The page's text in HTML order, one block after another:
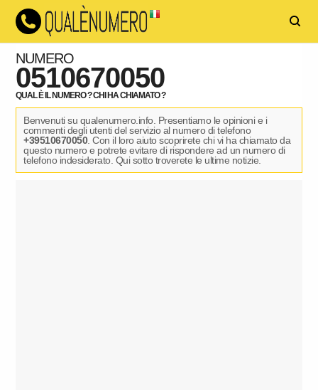
NUMERO
0510670050
QUAL È IL NUMERO ? CHI HA CHIAMATO ?
Benvenuti su qualenumero.info. Presentiamo le opinioni e i
commenti degli utenti del servizio al numero di telefono
+39510670050. Con il loro aiuto scoprirete chi vi ha chiamato da
questo numero e potrete evitare di rispondere ad un numero di
telefono indesiderato. Qui sotto troverete le ultime notizie.